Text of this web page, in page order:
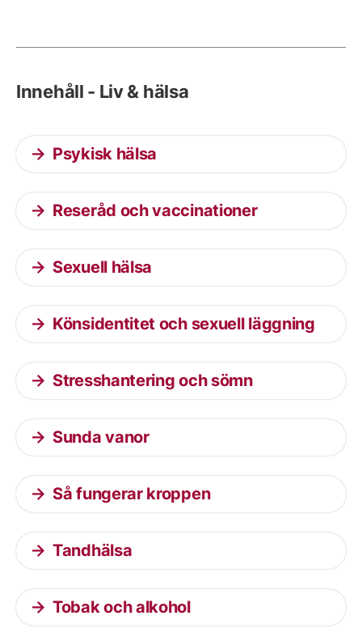
Innehåll - Liv & hälsa
Psykisk hälsa
Reseråd och vaccinationer
Sexuell hälsa
Könsidentitet och sexuell läggning
Stresshantering och sömn
Sunda vanor
Så fungerar kroppen
Tandhälsa
Tobak och alkohol